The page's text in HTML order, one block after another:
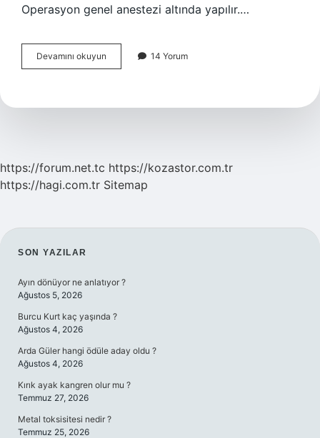
Operasyon genel anestezi altında yapılır.…
Devamını okuyun
Çekme
14 Yorum
https://forum.net.tc https://kozastor.com.tr
https://hagi.com.tr Sitemap
SIDEBAR
SON YAZILAR
Ayın dönüyor ne anlatıyor ?
Ağustos 5, 2026
Burcu Kurt kaç yaşında ?
Ağustos 4, 2026
Arda Güler hangi ödüle aday oldu ?
Ağustos 4, 2026
Kırık ayak kangren olur mu ?
Temmuz 27, 2026
Metal toksisitesi nedir ?
Temmuz 25, 2026